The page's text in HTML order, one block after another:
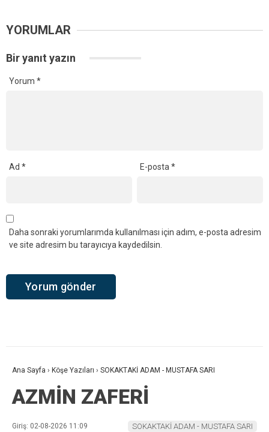
YORUMLAR
Bir yanıt yazın
Yorum *
Ad * E-posta*
Daha sonraki yorumlarımda kullanılması için adım, e-posta adresim
ve site adresim bu tarayıcıya kaydedilsin.
Ana Sayfa › Köşe Yazıları › SOKAKTAKİ ADAM - MUSTAFA SARI
AZMİN ZAFERİ
Giriş: 02-08-2026 11:09
SOKAKTAKİ ADAM - MUSTAFA SARI